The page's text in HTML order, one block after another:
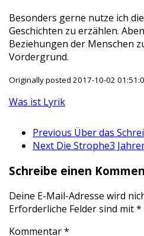
Besonders gerne nutze ich
Geschichten zu erzählen.
Beziehungen der Menschen
Vordergrund.
Originally posted 2017-10-02
Was ist Lyrik
Previous Über das
Next Die Strophe3
Schreibe einen
Deine E-Mail-Adresse wird
Erforderliche Felder sind mit*
Kommentar*